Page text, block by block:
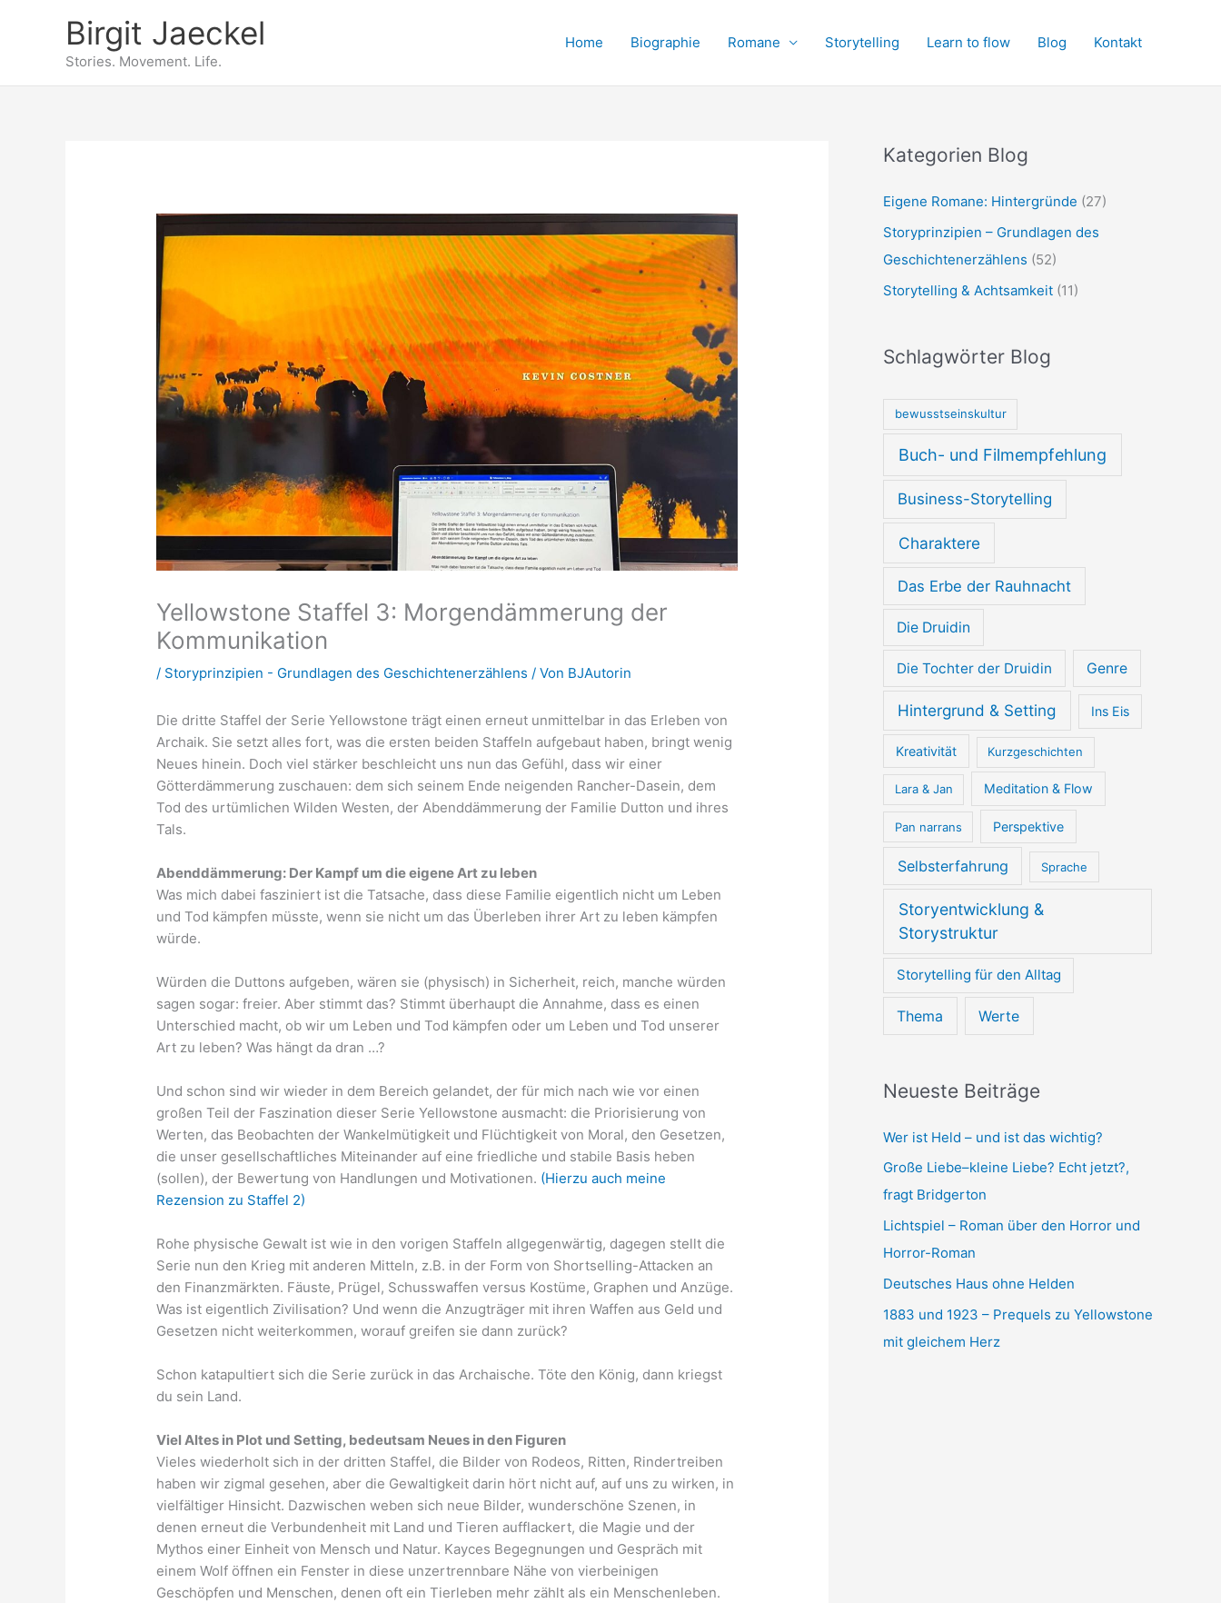
Birgit Jaeckel
Stories. Movement. Life.
Home Biographie Romane Storytelling Learn to flow Blog Kontakt
Yellowstone Staffel 3: Morgendämmerung der
Kommunikation
/ Storyprinzipien - Grundlagen des Geschichtenerzählens / Von BJAutorin
Die dritte Staffel der Serie Yellowstone trägt einen erneut unmittelbar in das Erleben von
Archaik. Sie setzt alles fort, was die ersten beiden Staffeln aufgebaut haben, bringt wenig
Neues hinein. Doch viel stärker beschleicht uns nun das Gefühl, dass wir einer
Götterdämmerung zuschauen: dem sich seinem Ende neigenden Rancher-Dasein, dem
Tod des urtümlichen Wilden Westen, der Abenddämmerung der Familie Dutton und ihres
Tals.
Abenddämmerung: Der Kampf um die eigene Art zu leben
Was mich dabei fasziniert ist die Tatsache, dass diese Familie eigentlich nicht um Leben
und Tod kämpfen müsste, wenn sie nicht um das Überleben ihrer Art zu leben kämpfen
würde.
Würden die Duttons aufgeben, wären sie (physisch) in Sicherheit, reich, manche würden
sagen sogar: freier. Aber stimmt das? Stimmt überhaupt die Annahme, dass es einen
Unterschied macht, ob wir um Leben und Tod kämpfen oder um Leben und Tod unserer
Art zu leben? Was hängt da dran …?
Und schon sind wir wieder in dem Bereich gelandet, der für mich nach wie vor einen
großen Teil der Faszination dieser Serie Yellowstone ausmacht: die Priorisierung von
Werten, das Beobachten der Wankelmütigkeit und Flüchtigkeit von Moral, den Gesetzen,
die unser gesellschaftliches Miteinander auf eine friedliche und stabile Basis heben
(sollen), der Bewertung von Handlungen und Motivationen. (Hierzu auch meine
Rezension zu Staffel 2)
Rohe physische Gewalt ist wie in den vorigen Staffeln allgegenwärtig, dagegen stellt die
Serie nun den Krieg mit anderen Mitteln, z.B. in der Form von Shortselling-Attacken an
den Finanzmärkten. Fäuste, Prügel, Schusswaffen versus Kostüme, Graphen und Anzüge.
Was ist eigentlich Zivilisation? Und wenn die Anzugträger mit ihren Waffen aus Geld und
Gesetzen nicht weiterkommen, worauf greifen sie dann zurück?
Schon katapultiert sich die Serie zurück in das Archaische. Töte den König, dann kriegst
du sein Land.
Viel Altes in Plot und Setting, bedeutsam Neues in den Figuren
Vieles wiederholt sich in der dritten Staffel, die Bilder von Rodeos, Ritten, Rindertreiben
haben wir zigmal gesehen, aber die Gewaltigkeit darin hört nicht auf, auf uns zu wirken, in
vielfältiger Hinsicht. Dazwischen weben sich neue Bilder, wunderschöne Szenen, in
denen erneut die Verbundenheit mit Land und Tieren aufflackert, die Magie und der
Mythos einer Einheit von Mensch und Natur. Kayces Begegnungen und Gespräch mit
einem Wolf öffnen ein Fenster in diese unzertrennbare Nähe von vierbeinigen
Geschöpfen und Menschen, denen oft ein Tierleben mehr zählt als ein Menschenleben.
Kategorien Blog
Eigene Romane: Hintergründe (27)
Storyprinzipien – Grundlagen des
Geschichtenerzählens (52)
Storytelling & Achtsamkeit (11)
Schlagwörter Blog
bewusstseinskultur
Buch- und Filmempfehlung
Business-Storytelling
Charaktere
Das Erbe der Rauhnacht
Die Druidin
Die Tochter der Druidin Genre
Hintergrund & Setting Ins Eis
Kreativität Kurzgeschichten
Lara & Jan Meditation & Flow
Pan narrans Perspektive
Selbsterfahrung Sprache
Storyentwicklung &
Storystruktur
Storytelling für den Alltag
Thema Werte
Neueste Beiträge
Wer ist Held – und ist das wichtig?
Große Liebe–kleine Liebe? Echt jetzt?,
fragt Bridgerton
Lichtspiel – Roman über den Horror und
Horror-Roman
Deutsches Haus ohne Helden
1883 und 1923 – Prequels zu Yellowstone
mit gleichem Herz